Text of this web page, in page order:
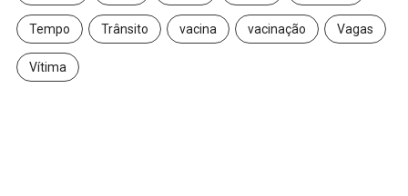
Tempo Trânsito vacina vacinação Vagas
Vítima